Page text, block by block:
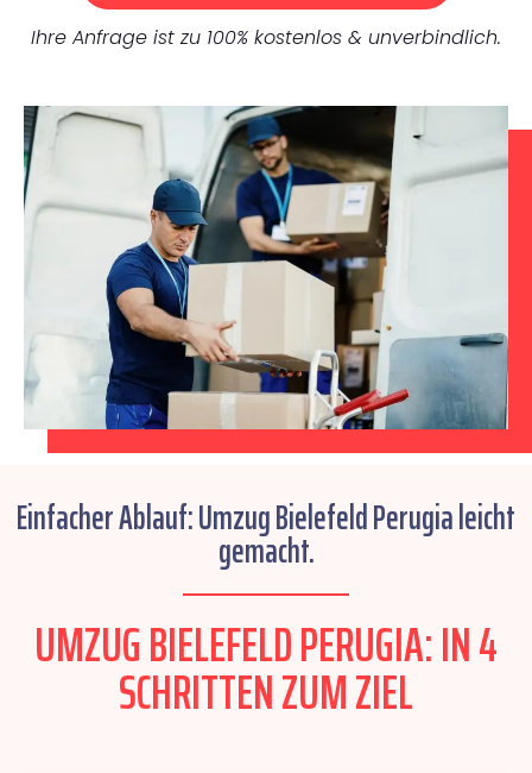
Ihre Anfrage ist zu 100% kostenlos & unverbindlich.
Einfacher Ablauf: Umzug Bielefeld Perugia leicht
gemacht.
UMZUG BIELEFELD PERUGIA: IN 4
SCHRITTEN ZUM ZIEL